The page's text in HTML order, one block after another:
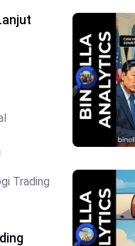
Trading